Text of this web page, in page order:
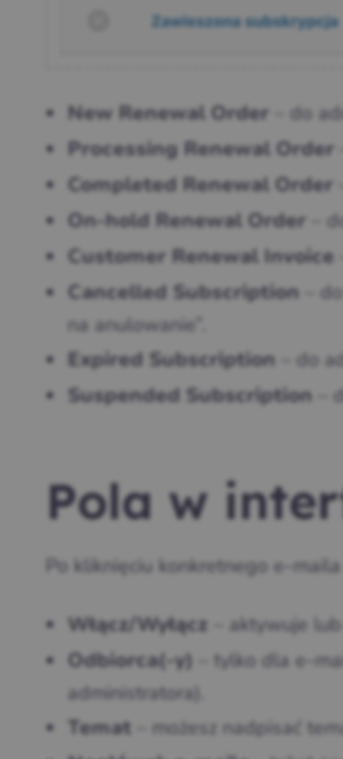
New Renewal Order – do
Processing Renewal Order
Completed Renewal Order
On-hold Renewal Order –
Customer Renewal Invoice
Cancelled Subscription
–
na anulowanie”.
Expired Subscription – do
Suspended Subscription –
Pola w
Po kliknięciu konkretnego
Włącz/Wyłącz – aktywuje
Odbiorca(-y)
– tylko dla
administratora).
Temat – możesz nadpisać